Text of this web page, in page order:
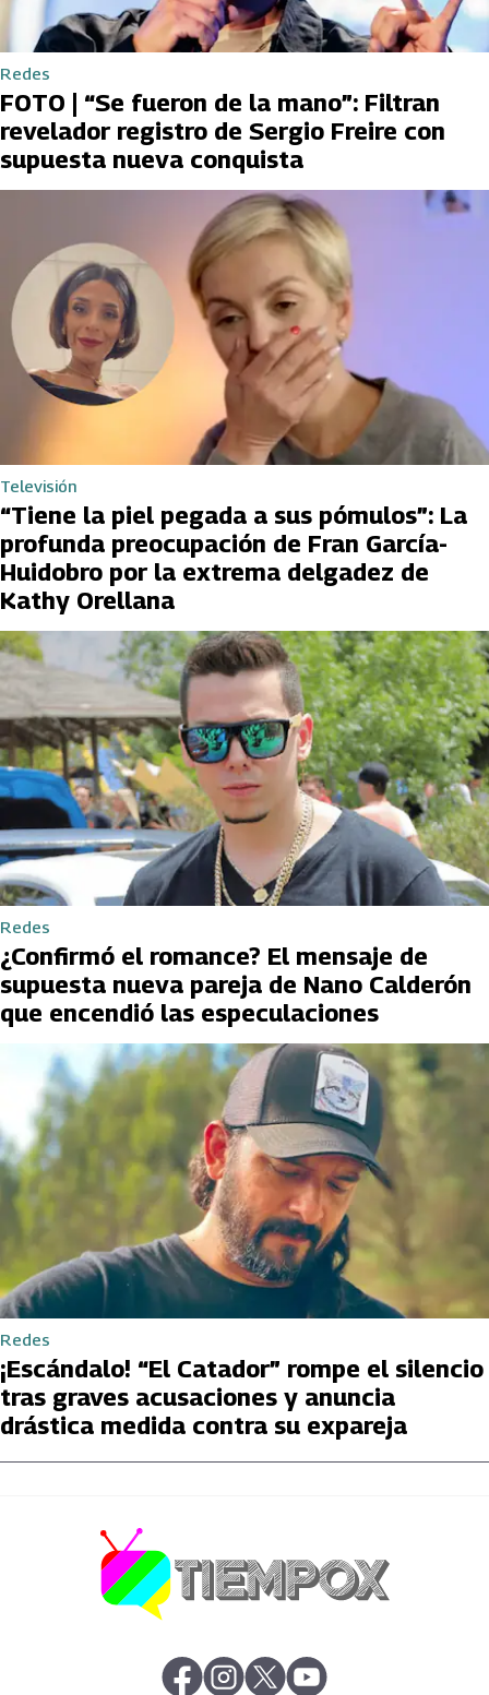
Redes
FOTO | “Se fueron de la mano”: Filtran
revelador registro de Sergio Freire con
supuesta nueva conquista
Televisión
“Tiene la piel pegada a sus pómulos”: La
profunda preocupación de Fran García-
Huidobro por la extrema delgadez de
Kathy Orellana
Redes
¿Confirmó el romance? El mensaje de
supuesta nueva pareja de Nano Calderón
que encendió las especulaciones
Redes
¡Escándalo! “El Catador” rompe el silencio
tras graves acusaciones y anuncia
drástica medida contra su expareja
abre en nueva pestaña
abre en nueva pestaña
abre en nueva pestaña